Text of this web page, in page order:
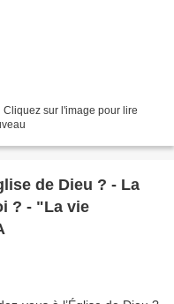
sur l'image pour lire
de Dieu ? - La
? - "La vie